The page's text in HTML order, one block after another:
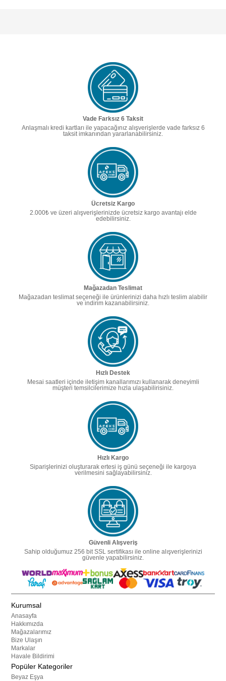
Vade Farksız 6 Taksit
Anlaşmalı kredi kartları ile yapacağınız alışverişlerde vade farksız 6
taksit imkanından yararlanabilirsiniz.
Ücretsiz Kargo
2.000₺ ve üzeri alışverişlerinizde ücretsiz kargo avantajı elde
edebilirsiniz.
Mağazadan Teslimat
Mağazadan teslimat seçeneği ile ürünlerinizi daha hızlı teslim alabilir
ve indirim kazanabilirsiniz.
Hızlı Destek
Mesai saatleri içinde iletişim kanallarımızı kullanarak deneyimli
müşteri temsilcilerimize hızla ulaşabilirisiniz.
Hızlı Kargo
Siparişlerinizi oluşturarak ertesi iş günü seçeneği ile kargoya
verilmesini sağlayabilirsiniz.
Güvenli Alışveriş
Sahip olduğumuz 256 bit SSL sertifikası ile online alışverişlerinizi
güvenle yapabilirsiniz.
Kurumsal
Anasayfa
Hakkımızda
Mağazalarımız
Bize Ulaşın
Markalar
Havale Bildirimi
Popüler Kategoriler
Beyaz Eşya